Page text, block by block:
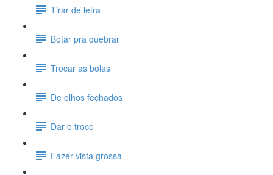
Tirar de letra
Botar pra quebrar
Trocar as bolas
De olhos fechados
Dar o troco
Fazer vista grossa